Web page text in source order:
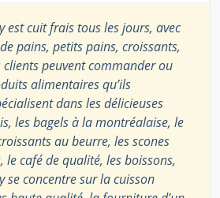
est cuit frais tous les jours, avec
pains, petits pains, croissants,
clients peuvent commander ou
alimentaires qu’ils
dans les délicieuses
les bagels à la montréalaise, le
au beurre, les scones
le café de qualité, les boissons,
se concentre sur la cuisson